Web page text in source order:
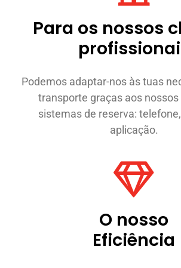
Para os nossos
Podemos adaptar-nos às tuas
transporte graças aos
sistemas de reserva:
aplicação.
O nosso
Eficiência